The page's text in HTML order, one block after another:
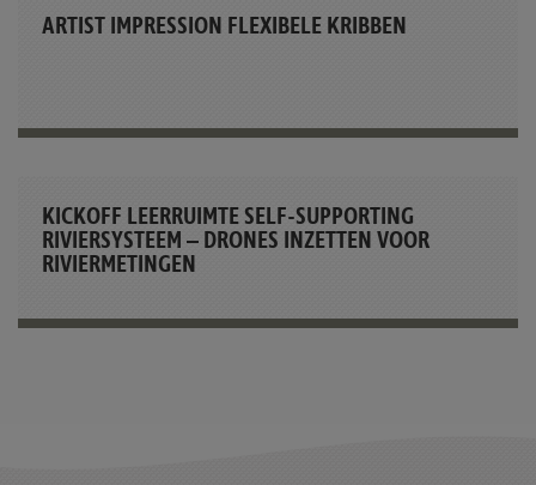
ARTIST IMPRESSION FLEXIBELE KRIBBEN
KICKOFF LEERRUIMTE SELF-SUPPORTING
RIVIERSYSTEEM – DRONES INZETTEN VOOR
RIVIERMETINGEN